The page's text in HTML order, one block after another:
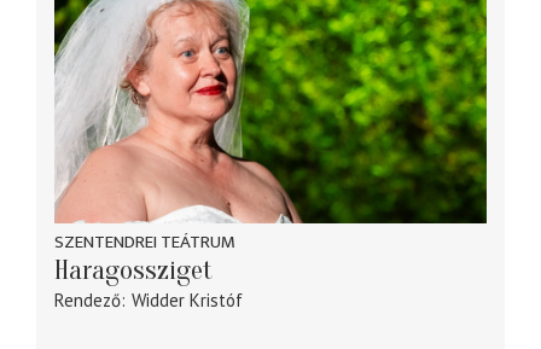
SZENTENDREI TEÁTRUM
Haragossziget
Rendező Widder Kristóf